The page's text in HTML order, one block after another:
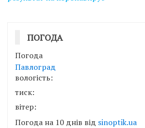
ПОГОДА
Погода
Павлоград
вологість:
тиск:
вітер:
Погода на 10 днів від sinoptik.ua